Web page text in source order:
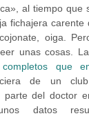
al tiempo que
fichajera carente
oiga.
unas cosas.
que
de un
parte del doctor
datos